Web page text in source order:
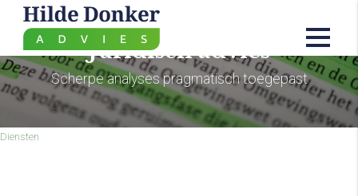
Juridisch advies
Scherpe analyses pragmatisch toegepast
Diensten